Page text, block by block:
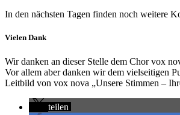
In den nächsten Tagen finden noch weitere
Vielen Dank
Wir danken an dieser Stelle dem Chor vox
Vor allem aber danken wir dem vielseitigen
Leitbild von vox nova „Unsere Stimmen –
teilen